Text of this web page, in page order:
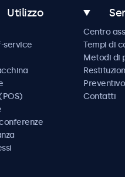
Utilizzo
service
Centro
Tempi di
Metodi di
Preventivo
Contatti